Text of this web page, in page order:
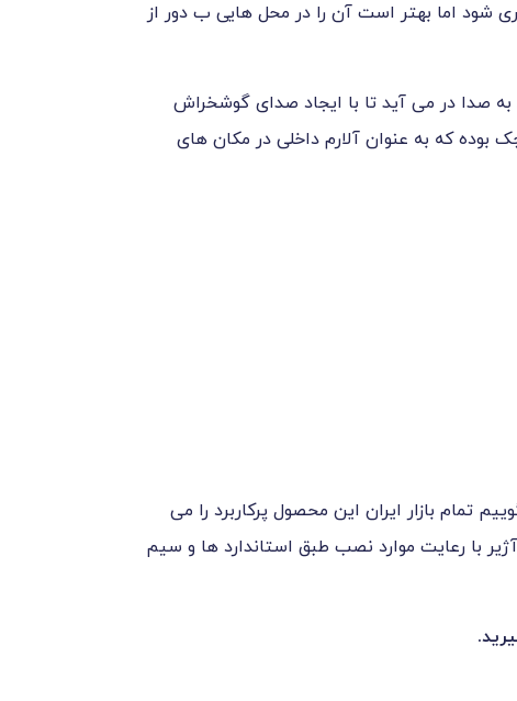
شود اما بهتر است آن را در محل هایی ب دور از
صدا در می آید تا با ایجاد صدای گوشخراش
بوده که به عنوان آلارم داخلی در مکان های
گزاف نیست اگر بگوییم تمام بازار ایران این محصول پرکاربرد را می
آژیر با رعایت موارد نصب طبق استاندارد ها و سیم